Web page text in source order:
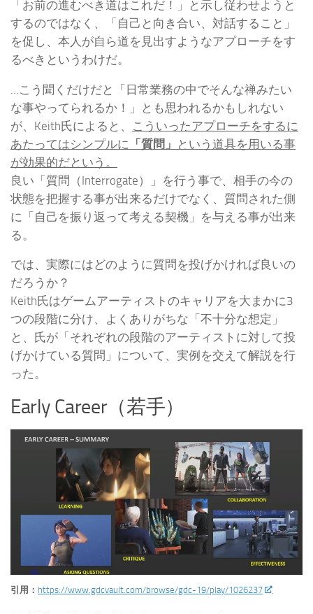
「お前の進むべき道はこれだ！」と示し従わせようと
するのではなく、「自己と向き合い、対話すること」
を促し、本人が自ら道を見出すようなアプローチをす
るべきというわけだ。
…こう聞くだけだと「日常業務の中でそんな禅みたい
な事やってられるか！」とも思われるかもしれない
が、Keith氏によると、 こういったアプローチをするに
あたってはシンプルに 「質問」 という道具を用いる事
が効果的だという。
良い「質問（Interrogate）」を行う事で、相手の今の
状態を把握する事が出来るだけでなく、質問された側
に「自己を振り返って考える契機」を与える事が出来
る。
では、実際にはどのように質問を投げかければ良いの
だろうか？
Keith氏はゲームアーティストのキャリアを大まかに3
つの段階に分け、よくありがちな「不十分な想定」
と、氏が「それぞれの段階のアーティストに対して投
げかけている質問」について、実例を交えて解説を行
った。
Early Career（若手）
引用： https://www.gdcvault.com/browse/gdc-19/play/1026237